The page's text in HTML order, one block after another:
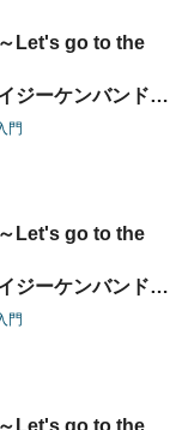
Let's go to the
ジーケンバンド）
トヨタ物語」著
門
Let's go to the
ジーケンバンド）
トヨタ物語」著
門
Let's go to the